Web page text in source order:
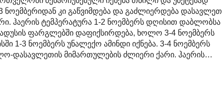
ნოემბერიდან კი გაწვიმდება და გაძლიერდება
ჰაერის ტემპერატურა 1-2 ნოემბერს დღისით
ფარგლებში დაფიქსირდება, ხოლო 3-4 ნოემბერს
1-3 ნოემბერს უნალექო ამინდი იქნება. 3-4 ნოემბერს
დასავლეთის მიმართულების ძლიერი ქარი. ჰაერის…